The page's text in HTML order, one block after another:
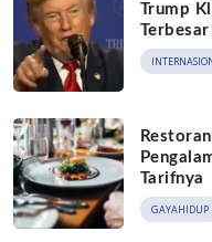
Trump
Terbesar
Tarifnya
GAYAHIDUP